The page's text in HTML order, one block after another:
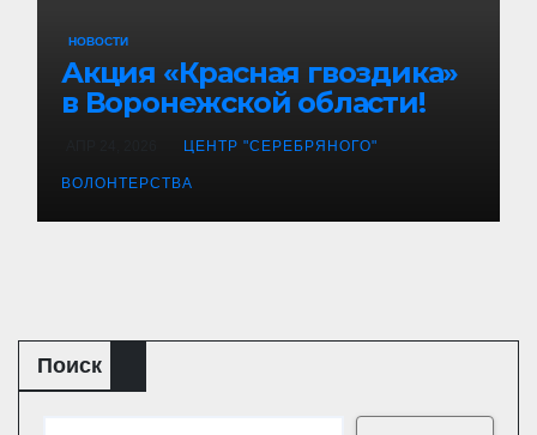
НОВОСТИ
Акция «Красная гвоздика»
в Воронежской области!
ЦЕНТР "СЕРЕБРЯНОГО"
ВОЛОНТЕРСТВА
Поиск